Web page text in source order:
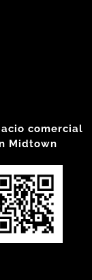
comercial
Midtown